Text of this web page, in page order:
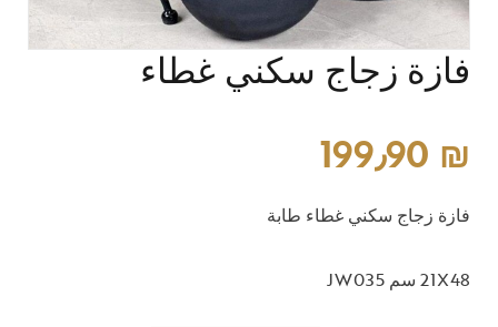
فازة زجاج سكني غطاء
199٫90 ₪
فازة زجاج سكني غطاء طابة
21X48 سم JW035